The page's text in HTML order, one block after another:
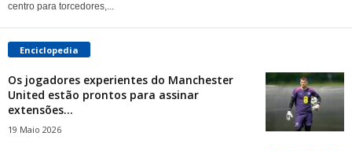
centro para torcedores,...
Enciclopedia
Os jogadores experientes do Manchester
United estão prontos para assinar
extensões...
19 Maio 2026